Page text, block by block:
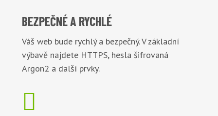
BEZPEČNÉA RYCHLÉ
Váš web bude rychlý a bezpečný. V základní
výbavě najdete HTTPS, hesla šifrovaná
Argon2 a další prvky.
